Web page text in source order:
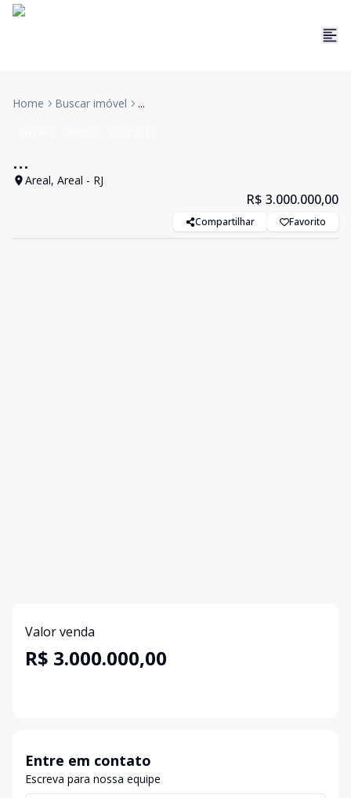
Home Buscar imóvel ...
...
Areal, Areal - RJ
R$ 3.000.000,00
Compartilhar Favorito
Valor venda
R$ 3.000.000,00
Entre em contato
Escreva para nossa equipe